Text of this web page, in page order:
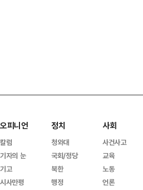
오피니언
칼럼
기자의 눈
기고
시사만평
정치
청와대
국회/정당
북한
행정
사회
사건사고
교육
노동
언론